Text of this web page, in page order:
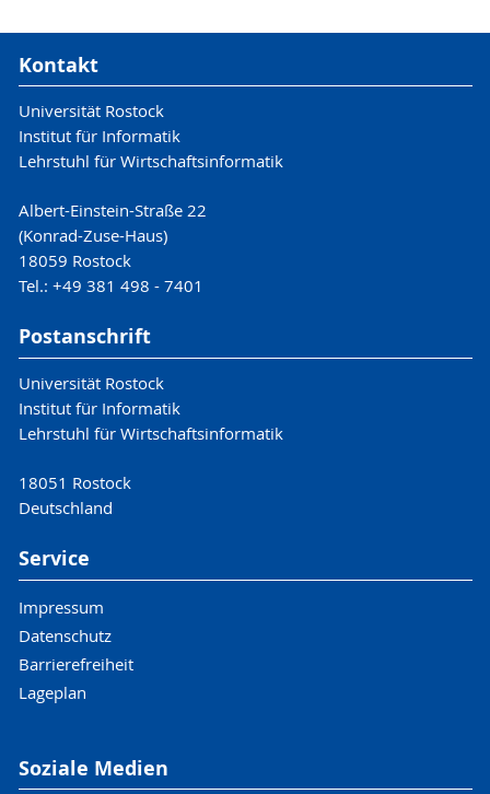
Kontakt
Universität Rostock
Institut für Informatik
Lehrstuhl für Wirtschaftsinformatik
Albert-Einstein-Straße 22
(Konrad-Zuse-Haus)
18059 Rostock
Tel.: +49 381 498 - 7401
Postanschrift
Universität Rostock
Institut für Informatik
Lehrstuhl für Wirtschaftsinformatik
18051 Rostock
Deutschland
Service
Impressum
Datenschutz
Barrierefreiheit
Lageplan
Soziale Medien